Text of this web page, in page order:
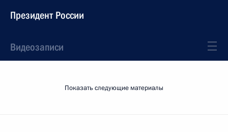
Президент России
Видеозаписи
Показать следующие материалы